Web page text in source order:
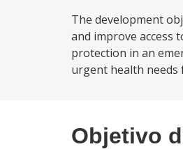
The development
and improve access
protection in an
urgent health
Objetivo